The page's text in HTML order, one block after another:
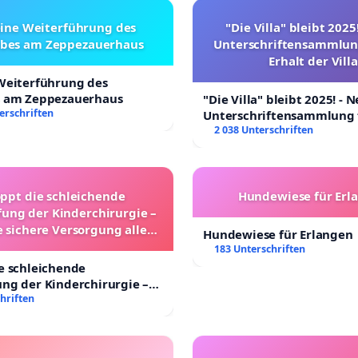
Weiterführung des
am Zeppezauerhaus
des
Zeppezauerhaus
"Die Villa" bleibt
Erhalt der Villa
"Die Villa" bleibt 2025! -
Unterschriftensammlung
Erhalt der Villa
2 038 Unterschriften
die schleichende
der Kinderchirurgie –
sichere Versorgung aller
schleichende
der Kinderchirurgie –
Versorgung aller
Hundewiese für
Hundewiese für Erlangen
183 Unterschriften